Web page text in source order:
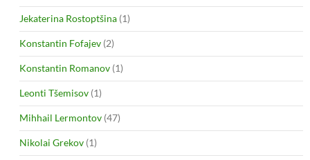
Jekaterina Rostoptšina (1)
Konstantin Fofajev (2)
Konstantin Romanov (1)
Leonti Tšemisov (1)
Mihhail Lermontov (47)
Nikolai Grekov (1)